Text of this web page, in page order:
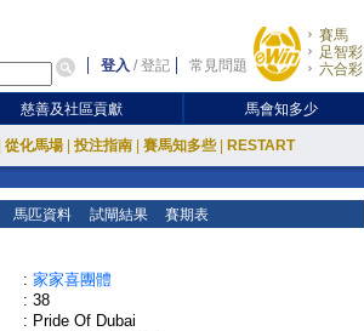
登入 /登記 常見問題
賽馬
足智彩
六合彩
慈善及社區貢獻 馬會知多少
從化馬場 投注指南 賽馬知多些 RESTART
馬匹資料 試閘結果 賽期表
: 家家喜團體
: 38
: Pride Of Dubai